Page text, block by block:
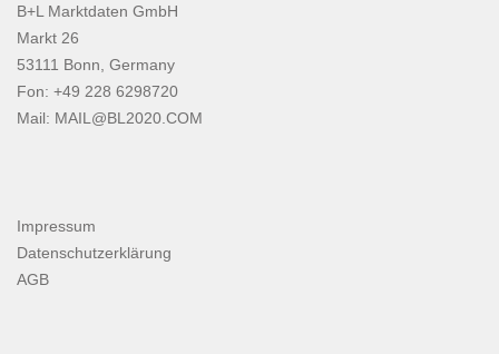
B+L Marktdaten GmbH
Markt 26
53111 Bonn, Germany
Fon: +49 228 6298720
Mail: MAIL@BL2020.COM
Impressum
Datenschutzerklärung
AGB